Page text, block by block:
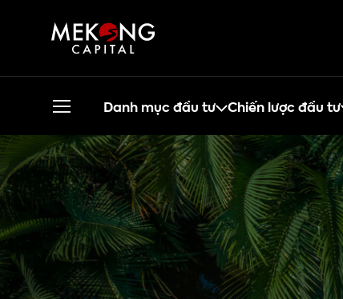
Danh mục đầu tư Chiến lược đầu tư